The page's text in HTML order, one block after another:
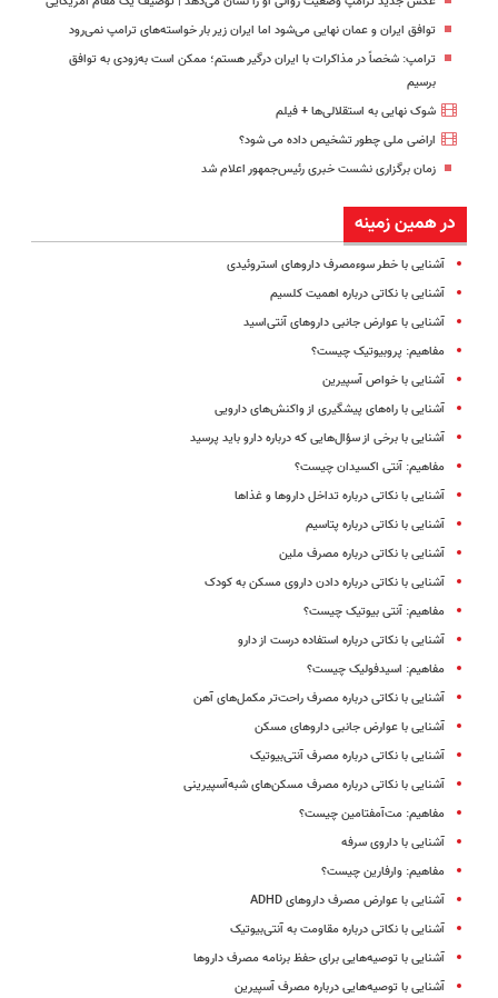
توافق ایران و عمان نهایی می‌شود اما ایران زیر بار خواسته‌های ترامپ نمی‌رود
ترامپ: شخصاً در مذاکرات با ایران درگیر هستم؛ ممکن است به‌زودی به توافق
برسیم
شوک نهایی به استقلالی‌ها + فیلم
اراضی ملی چطور تشخیص داده می شود؟
زمان برگزاری نشست خبری رئیس‌جمهور اعلام شد
در همین زمینه
آشنایی با خطر سوءمصرف داروهای استروئیدی
آشنایی با نکاتی درباره اهمیت کلسیم
آشنایی با عوارض جانبی داروهای آنتی‌اسید
مفاهیم: پروبیوتیک چیست؟
آشنایی با خواص آسپیرین
آشنایی با راه‌های پیشگیری از واکنش‌های دارویی
آشنایی با برخی از سؤال‌هایی که درباره دارو باید پرسید
مفاهیم: آنتی اکسیدان چیست؟
آشنایی با نکاتی درباره تداخل داروها و غذاها
آشنایی با نکاتی درباره پتاسیم
آشنایی با نکاتی درباره مصرف ملین
آشنایی با نکاتی درباره دادن داروی مسکن به کودک
مفاهیم: آنتی‌ بیوتیک چیست؟
آشنایی با نکاتی درباره استفاده درست از دارو
مفاهیم: اسیدفولیک چیست؟
آشنایی با نکاتی درباره مصرف راحت‌تر مکمل‌های آهن
آشنایی با عوارض جانبی داروهای مسکن
آشنایی با نکاتی درباره مصرف آنتی‌بیوتیک
آشنایی با نکاتی درباره مصرف مسکن‌های شبه‌آسپیرینی
مفاهیم: مت‌آمفتامین چیست؟
آشنایی با داروی سرفه
مفاهیم: وارفارین چیست؟
آشنایی با عوارض مصرف داروهای ADHD
آشنایی با نکاتی درباره مقاومت به آنتی‌بیوتیک
آشنایی با توصیه‌هایی برای حفظ برنامه مصرف داروها
آشنایی با توصیه‌هایی درباره مصرف آسپیرین